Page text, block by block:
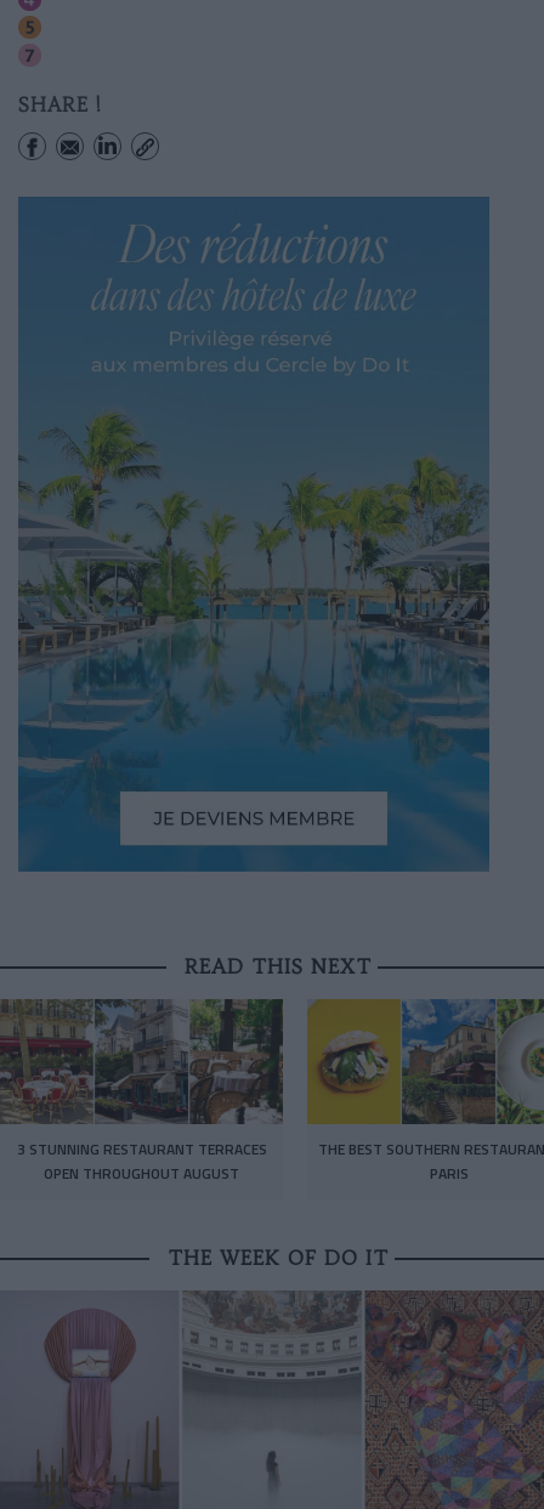
SHARE !
READ THIS NEXT
3 STUNNING RESTAURANT TERRACES
OPEN THROUGHOUT AUGUST
THE BEST SOUTHERN
PARIS
THE WEEK OF DO IT